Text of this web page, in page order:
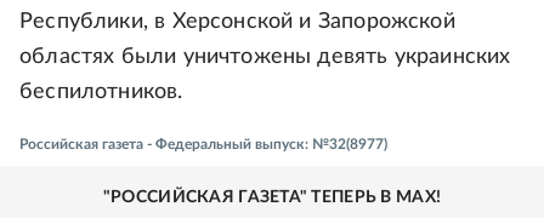
Республики, в Херсонской и Запорожской
областях были уничтожены девять украинских
беспилотников.
Российская газета - Федеральный выпуск: №32(8977)
"РОССИЙСКАЯ ГАЗЕТА" ТЕПЕРЬ В MAX!